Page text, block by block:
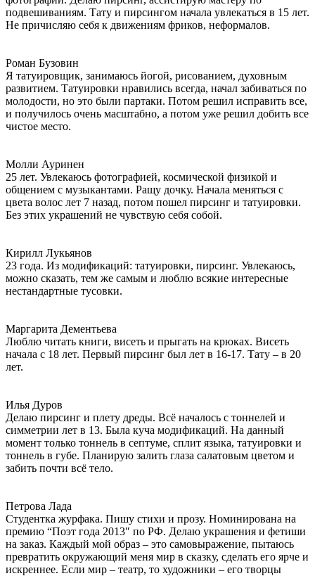
подвешиваниям. Тату и пирсингом начала увлекаться в 15 лет.
Не причисляю себя к движениям фриков, неформалов.
Роман Бузовин
Я татуировщик, занимаюсь йогой, рисованием, духовным
развитием. Татуировки нравились всегда, начал забиваться по
молодости, но это были партаки. Потом решил исправить все,
и получилось очень масштабно, а потом уже решил добить все
чистое место.
Молли Ауринен
25 лет. Увлекаюсь фотографией, космической физикой и
общением с музыкантами. Ращу дочку. Начала меняться с
цвета волос лет 7 назад, потом пошел пирсинг и татуировки.
Без этих украшений не чувствую себя собой.
Кирилл Лукьянов
23 года. Из модификаций: татуировки, пирсинг. Увлекаюсь,
можно сказать, тем же самым и люблю всякие интересные
нестандартные тусовки.
Маргарита Дементьева
Люблю читать книги, висеть и прыгать на крюках. Висеть
начала с 18 лет. Первый пирсинг был лет в 16-17. Тату – в 20
лет.
Илья Дуров
Делаю пирсинг и плету дреды. Всё началось с тоннелей и
симметрии лет в 13. Была куча модификаций. На данный
момент только тоннель в септуме, сплит языка, татуировки и
тоннель в губе. Планирую залить глаза салатовым цветом и
забить почти всё тело.
Петрова Лада
Студентка журфака. Пишу стихи и прозу. Номинирована на
премию “Поэт года 2013″ по РФ. Делаю украшения и фетиши
на заказ. Каждый мой образ – это самовыражение, пытаюсь
превратить окружающий меня мир в сказку, сделать его ярче и
искреннее. Если мир – театр, то художники – его творцы